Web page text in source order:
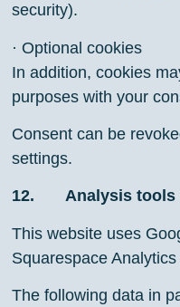
security).
· Optional cookies
In addition, cookies
purposes with your
Consent can be
settings.
12. Analysis tools
This website uses
Squarespace
The following data in